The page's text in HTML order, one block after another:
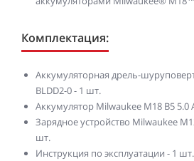
Комплектация:
Аккумуляторная дрель-
BLDD2-0 - 1 шт.
Аккумулятор Milwaukee M18 B5 5.0
Зарядное устройство Milwaukee
шт.
Инструкция по эксплуатации - 1 шт.